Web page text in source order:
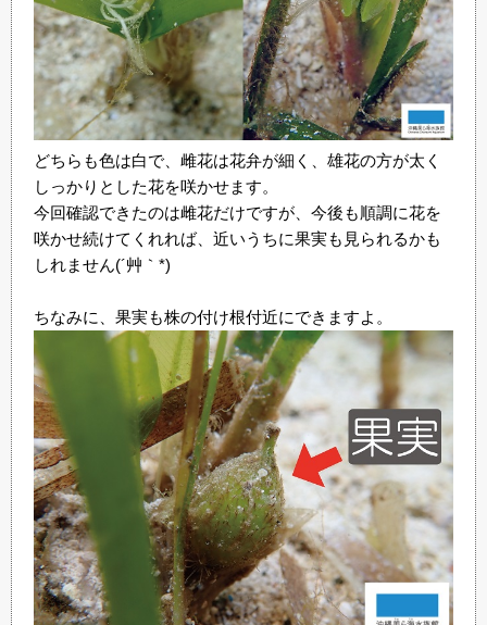
どちらも色は白で、雌花は花弁が細く、雄花の方が太く
しっかりとした花を咲かせます。
今回確認できたのは雌花だけですが、今後も順調に花を
咲かせ続けてくれれば、近いうちに果実も見られるかも
しれません(´艸｀*)
ちなみに、果実も株の付け根付近にできますよ。